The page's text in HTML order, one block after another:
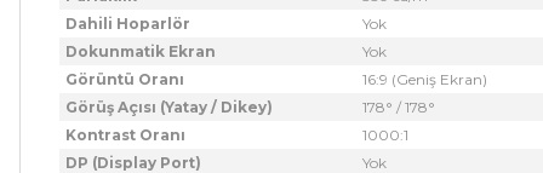
Dahili Hoparlör
Yok
Dokunmatik Ekran
Yok
Görüntü Oranı
16:9 (Geniş Ekran)
Görüş Açısı (Yatay / Dikey)
178° / 178°
Kontrast Oranı
1000:1
DP (Display Port)
Yok